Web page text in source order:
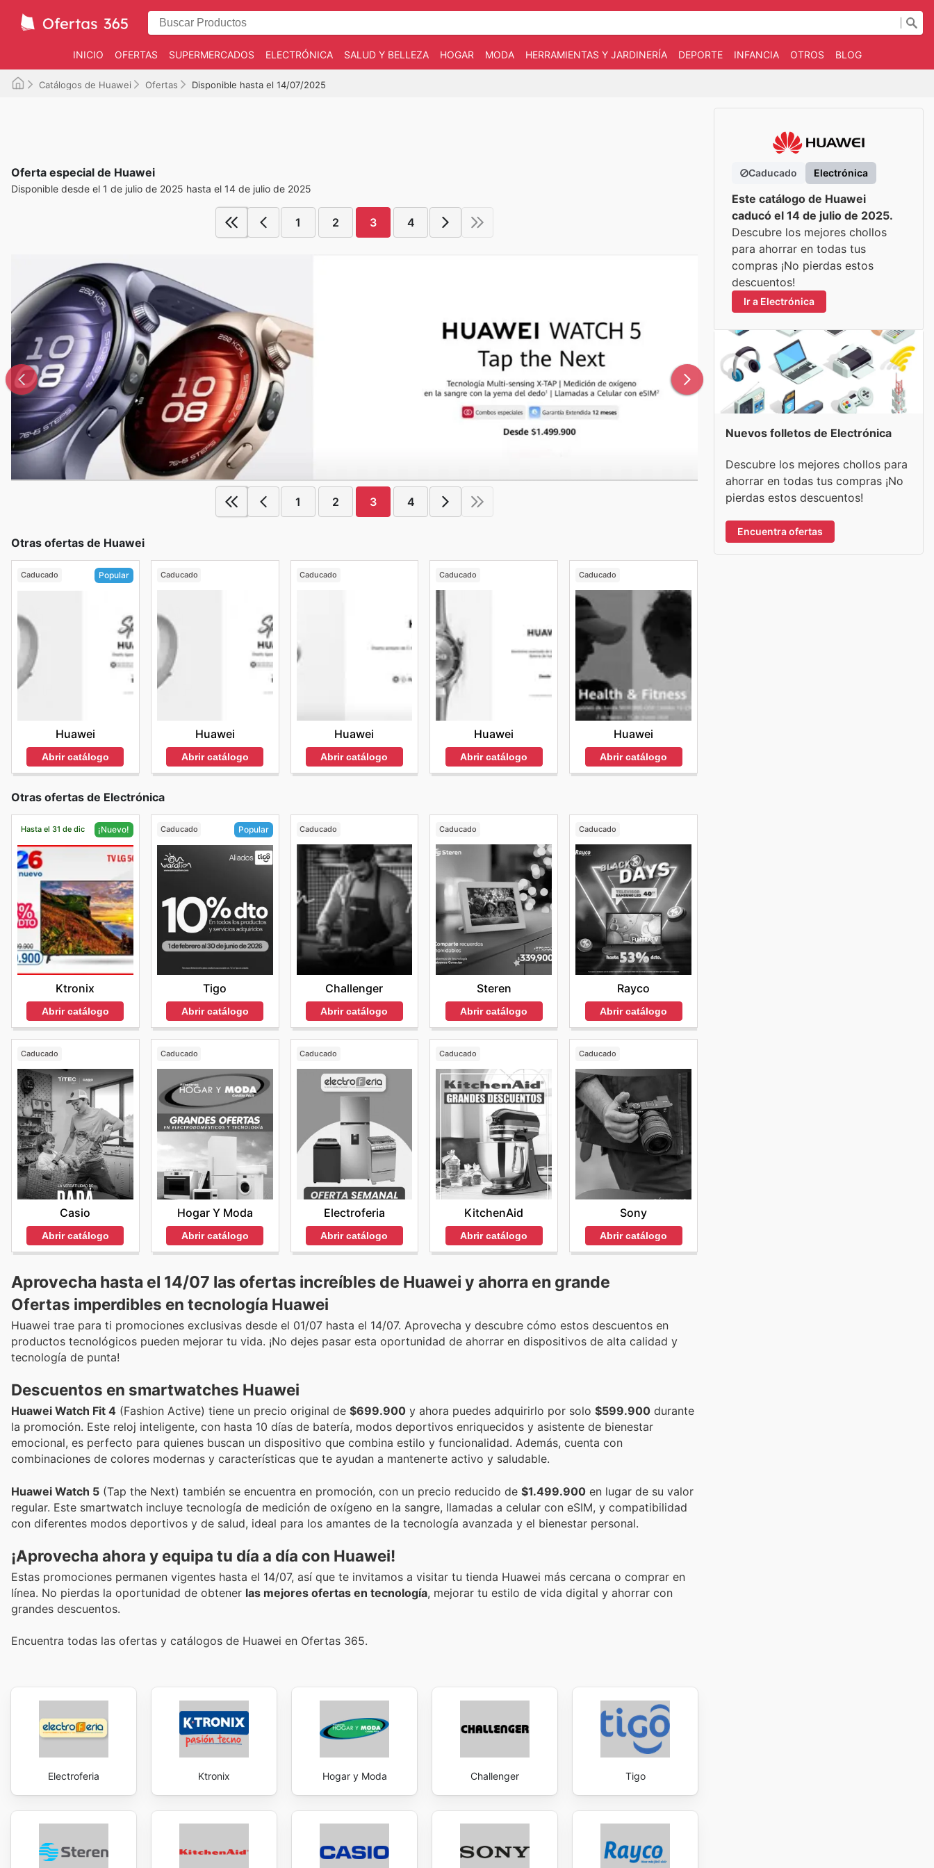
INICIO OFERTAS SUPERMERCADOS ELECTRÓNICA SALUD Y BELLEZA HOGAR MODA HERRAMIENTAS Y JARDINERÍA DEPORTE INFANCIA OTROS BLOG
Catálogos de Huawei Ofertas Disponible hasta el 14/07/2025
Oferta especial de Huawei
Disponible desde el 1 de julio de 2025 hasta el 14 de julio de 2025
1 2 3 4
1 2 3 4
Otras ofertas de Huawei
Caducado Popular
Huawei
Abrir catálogo
Caducado
Huawei
Abrir catálogo
Caducado
Huawei
Abrir catálogo
Caducado
Huawei
Abrir catálogo
Caducado
Huawei
Abrir catálogo
Otras ofertas de Electrónica
Hasta el 31 de dic ¡Nuevo!
Ktronix
Abrir catálogo
Caducado Popular
Tigo
Abrir catálogo
Caducado
Challenger
Abrir catálogo
Caducado
Steren
Abrir catálogo
Caducado
Rayco
Abrir catálogo
Caducado
Casio
Abrir catálogo
Caducado
Hogar Y Moda
Abrir catálogo
Caducado
Electroferia
Abrir catálogo
Caducado
KitchenAid
Abrir catálogo
Caducado
Sony
Abrir catálogo
Aprovecha hasta el 14/07 las ofertas increíbles de Huawei y ahorra en grande
Ofertas imperdibles en tecnología Huawei
Huawei trae para ti promociones exclusivas desde el 01/07 hasta el 14/07. Aprovecha y descubre cómo estos descuentos en
productos tecnológicos pueden mejorar tu vida. ¡No dejes pasar esta oportunidad de ahorrar en dispositivos de alta calidad y
tecnología de punta!
Descuentos en smartwatches Huawei
Huawei Watch Fit 4 (Fashion Active) tiene un precio original de $699.900 y ahora puedes adquirirlo por solo $599.900 durante
la promoción. Este reloj inteligente, con hasta 10 días de batería, modos deportivos enriquecidos y asistente de bienestar
emocional, es perfecto para quienes buscan un dispositivo que combina estilo y funcionalidad. Además, cuenta con
combinaciones de colores modernas y características que te ayudan a mantenerte activo y saludable.
Huawei Watch 5 (Tap the Next) también se encuentra en promoción, con un precio reducido de $1.499.900 en lugar de su valor
regular. Este smartwatch incluye tecnología de medición de oxígeno en la sangre, llamadas a celular con eSIM, y compatibilidad
con diferentes modos deportivos y de salud, ideal para los amantes de la tecnología avanzada y el bienestar personal.
¡Aprovecha ahora y equipa tu día a día con Huawei!
Estas promociones permanen vigentes hasta el 14/07, así que te invitamos a visitar tu tienda Huawei más cercana o comprar en
línea. No pierdas la oportunidad de obtener las mejores ofertas en tecnología, mejorar tu estilo de vida digital y ahorrar con
grandes descuentos.
Encuentra todas las ofertas y catálogos de Huawei en Ofertas 365.
Electroferia Ktronix Hogar y Moda Challenger Tigo
Caducado Electrónica
Este catálogo de Huawei
caducó el 14 de julio de 2025.
Descubre los mejores chollos
para ahorrar en todas tus
compras ¡No pierdas estos
descuentos!
Ir a Electrónica
Nuevos folletos de Electrónica
Descubre los mejores chollos para
ahorrar en todas tus compras ¡No
pierdas estos descuentos!
Encuentra ofertas